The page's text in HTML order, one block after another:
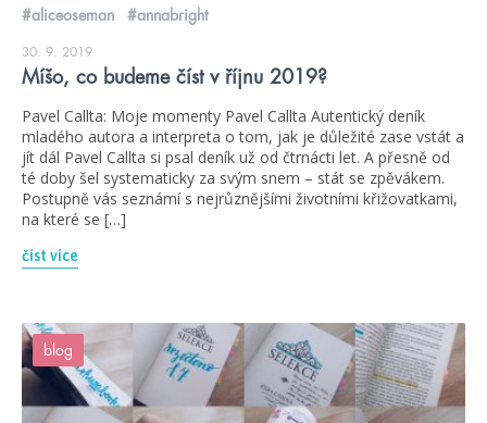
#aliceoseman #annabright
30. 9. 2019
Míšo, co budeme číst v říjnu 2019?
Pavel Callta: Moje momenty Pavel Callta Autentický deník
mladého autora a interpreta o tom, jak je důležité zase vstát a
jít dál Pavel Callta si psal deník už od čtrnácti let. A přesně od
té doby šel systematicky za svým snem – stát se zpěvákem.
Postupně vás seznámí s nejrůznějšími životními křižovatkami,
na které se […]
číst více
blog